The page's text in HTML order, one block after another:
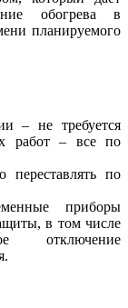
обогрева в
планируемого
– не требуется
работ – все по
переставлять по
приборы
в том числе
отключение